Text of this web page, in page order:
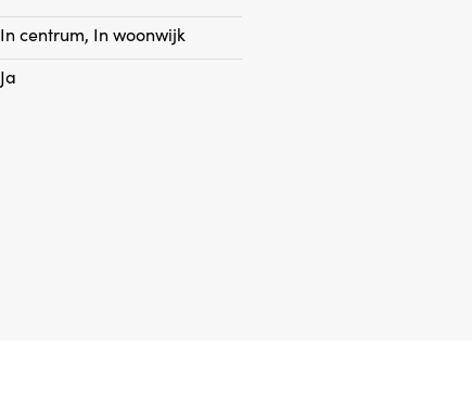
In centrum, In woonwijk
Ja